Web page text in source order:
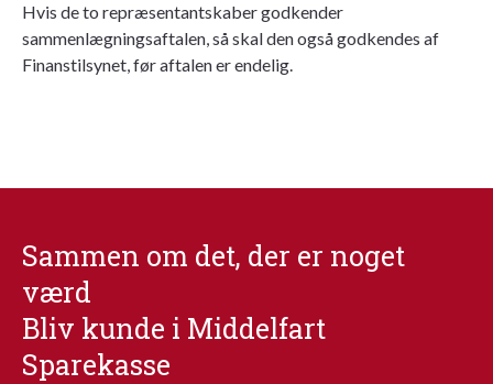
Hvis de to repræsentantskaber godkender
sammenlægningsaftalen, så skal den også godkendes af
Finanstilsynet, før aftalen er endelig.
Sammen om det, der er noget
værd
Bliv kunde i Middelfart
Sparekasse